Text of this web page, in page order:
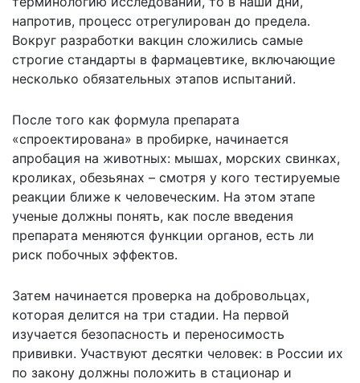
напротив, процесс отрегулирован до предела.
Вокруг разработки вакцин сложились самые
строгие стандарты в фармацевтике, включающие
несколько обязательных этапов испытаний.
После того как формула препарата
«спроектирована» в пробирке, начинается
апробация на животных: мышах, морских свинках,
кроликах, обезьянах – смотря у кого тестируемые
реакции ближе к человеческим. На этом этапе
ученые должны понять, как после введения
препарата меняются функции органов, есть ли
риск побочных эффектов.
Затем начинается проверка на добровольцах,
которая делится на три стадии. На первой
изучается безопасность и переносимость
прививки. Участвуют десятки человек: в России их
по закону должны положить в стационар и